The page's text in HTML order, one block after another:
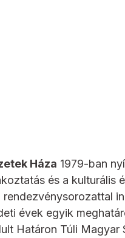
Háza 1979-ban
és a kulturális
rendezvénysorozattal
évek egyik
Határon Túli